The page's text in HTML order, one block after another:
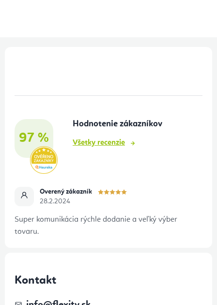
97 %
Hodnotenie zákazníkov
Všetky recenzie
Overený zákazník
28.2.2024
Super komunikácia rýchle dodanie a veľký výber
tovaru.
Kontakt